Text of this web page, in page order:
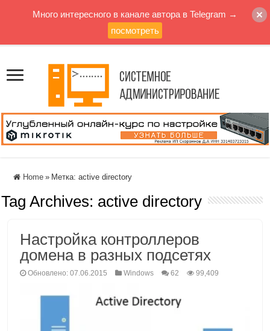
Home » Метка:active directory
Tag Archives: active directory
Настройка контроллеров
домена в разных подсетях
Обновлено: 07.06.2015 Windows 62 99,409
Много интересного в канале автора в Telegram →
посмотреть